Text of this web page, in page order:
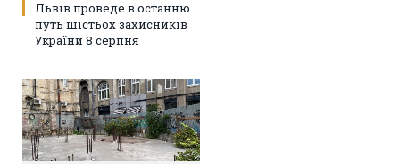
Львів проведе в останню
путь шістьох захисників
України 8 серпня